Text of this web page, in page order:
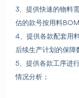
3、提供快速的物料
估的款号按用料
4、提供各款配套用
后续生产计划的保障
5、提供各款工序进
情况分析；